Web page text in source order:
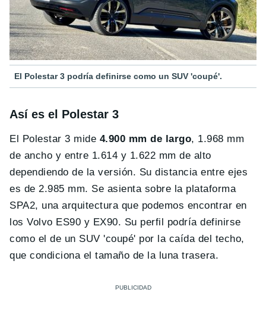
El Polestar 3 podría definirse como un SUV 'coupé'.
Así es el Polestar 3
El Polestar 3 mide 4.900 mm de largo, 1.968 mm
de ancho y entre 1.614 y 1.622 mm de alto
dependiendo de la versión. Su distancia entre ejes
es de 2.985 mm. Se asienta sobre la plataforma
SPA2, una arquitectura que podemos encontrar en
los Volvo ES90 y EX90. Su perfil podría definirse
como el de un SUV 'coupé' por la caída del techo,
que condiciona el tamaño de la luna trasera.